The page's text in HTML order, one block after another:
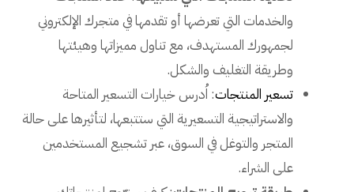
والخدمات التي تعرضها أو تقدمها في متجرك الإلكتروني
لجمهورك المستهدف، مع تناول مميزاتها وهيئتها
وطريقة التغليف والشكل.
تسعير المنتجات: اُدرس خيارات التسعير المتاحة
والاستراتيجية التسعيرية التي ستتبعها، لتأثيرها على حالة
المتجر والتوغل في السوق، عبر تشجيع المستخدمين
على الشراء.